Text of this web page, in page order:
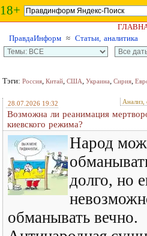
18+
ПравдаИнформ ≈ Статьи, аналитика
Тэги: Россия, Китай, США, Украина, Сирия,
28.07.2026 19:32 Анализ,
Возможна ли реанимация
киевского режима?
Народ
долго, но
обманывать вечно.